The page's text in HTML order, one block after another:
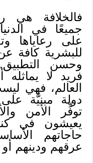
فالخلافة هي
جميعًا في
على رعاياها
للبشرية كافة
وحسن
فريد لا
العالم، فهي
دولة مبنيَّة
توفِّر الأمن
يعيشون في
حاجاتهم
عرقهم ودينهم أو